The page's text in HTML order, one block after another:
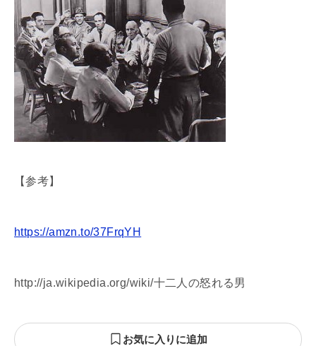
【参考】
https://amzn.to/37FrqYH
http://ja.wikipedia.org/wiki/十二人の怒れる男
お気に入りに追加